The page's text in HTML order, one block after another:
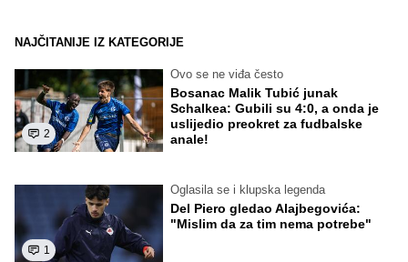
NAJČITANIJE IZ KATEGORIJE
2
Ovo se ne viđa često
Bosanac Malik Tubić junak
Schalkea: Gubili su 4:0, a onda je
uslijedio preokret za fudbalske
anale!
1
Oglasila se i klupska legenda
Del Piero gledao Alajbegovića:
"Mislim da za tim nema potrebe"